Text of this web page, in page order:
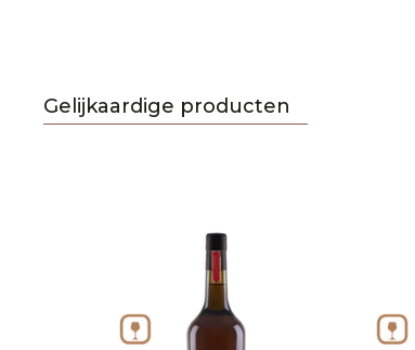
Gelijkaardige producten